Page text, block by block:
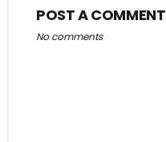
POST A COMMENT
No comments